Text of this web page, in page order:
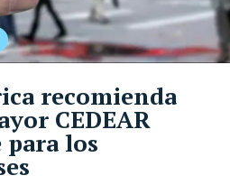
recomienda
CEDEAR
los